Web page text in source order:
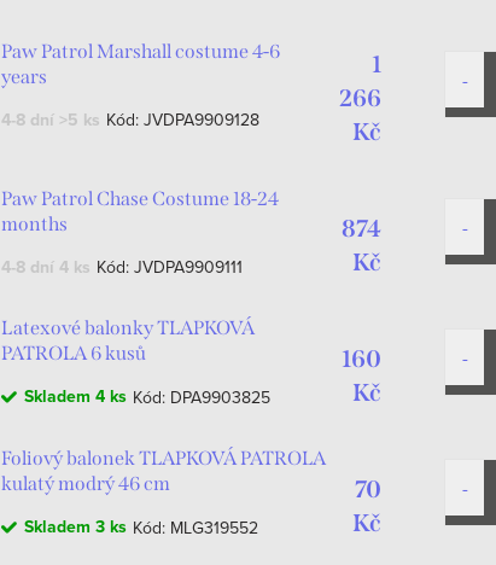
Paw Patrol Marshall costume 4-6
years
4-8 dní >5 ks Kód: JVDPA9909128
1
266
Kč
Paw Patrol Chase Costume 18-24
months
4-8 dní 4 ks Kód: JVDPA9909111
874
Kč
Latexové balonky TLAPKOVÁ
PATROLA 6 kusů
Skladem 4 ks Kód: DPA9903825
160
Kč
Foliový balonek TLAPKOVÁ PATROLA
kulatý modrý 46 cm
Skladem 3 ks Kód: MLG319552
70
Kč